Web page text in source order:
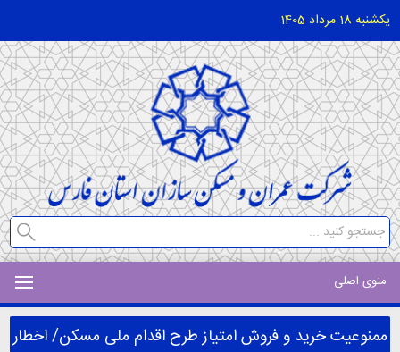
یکشنبه 18 مرداد 1405
منوی اصلی
ممنوعیت خرید و فروش امتیاز طرح اقدام ملی مسکن/ اخطار